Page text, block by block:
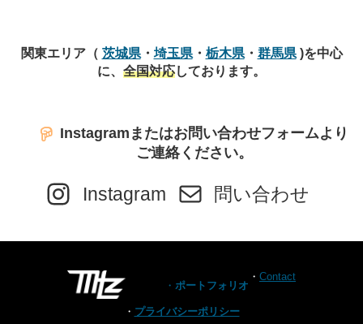
関東エリア（ 茨城県・ 埼玉県・ 栃木県・ 群馬県)を中心
に、 全国対応しております。
Instagramまたはお問い合わせフォームより
ご連絡ください。
Instagram 問い合わせ
・ ポートフォリオ
・ Contact
・ プライバシーポリシー